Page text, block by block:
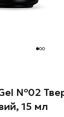
№02
15 мл